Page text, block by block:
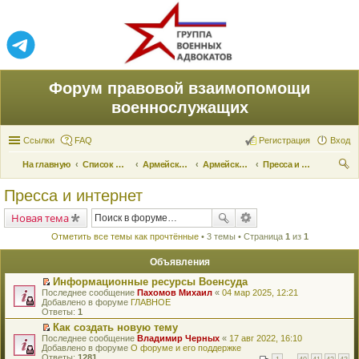
Форум правовой взаимопомощи
военнослужащих
Ссылки FAQ Вход
Регистрация
На главную Список форумов Армейские новости Армейские новости
Пресса и интернет
Пресса и интернет
Новая тема
Отметить все темы как прочтённые• 3 темы • Страница 1 из 1
Объявления
П
е
р
е
й
т
и
Информационные ресурсы Военсуда
Последнее сообщение Пахомов Михаил « 04 мар 2025, 12:21
Добавлено в форуме ГЛАВНОЕ
Ответы: 1
П
е
р
Как создать новую тему
Последнее сообщение Владимир Черных « 17 авг 2022, 16:10
Добавлено в форуме О форуме и его поддержке